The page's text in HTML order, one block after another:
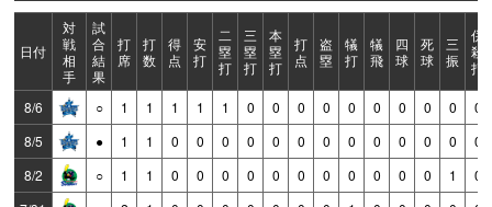
日付
対
戦
相
手
試
合
結
果
打
席
打
数
得
点
安
打
二
塁
打
三
塁
打
本
塁
打
打
点
盗
塁
犠
打
犠
飛
四
球
死
球
三
振
併
殺
打
8/6 ○ 1 1 1 1 1 0 0 0 0 0 0 0 0 0
0
8/5
● 1 1 0 0 0 0 0 0 0 0 0 0 0 0
0
8/2
○ 1 1 0 0 0 0 0 0 0 0 0 0 0 1
0